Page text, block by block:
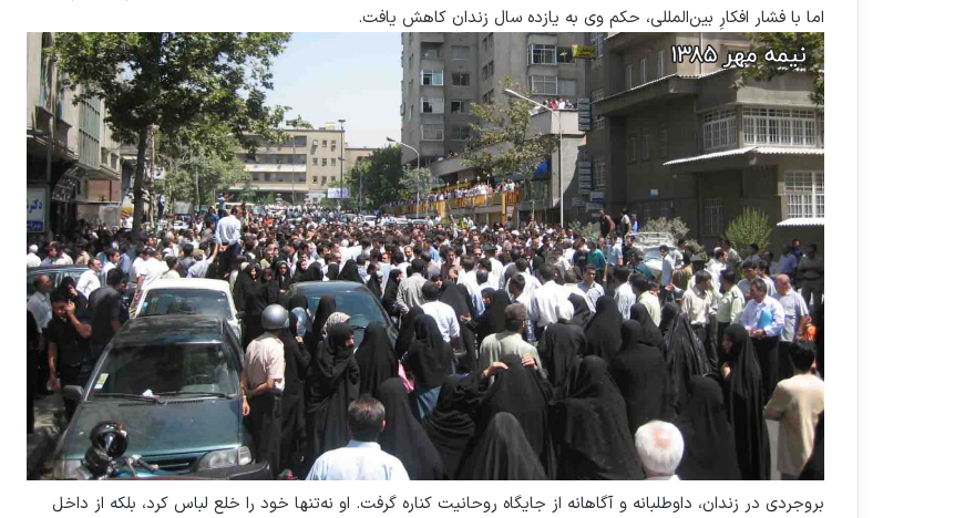
اما با فشار افکارِ بین‌المللی، حکم وی به یازده سال زندان کاهش یافت.
بروجردی در زندان، داوطلبانه و آگاهانه از جایگاه روحانیت کناره گرفت. او نه‌تنها خود را خلع لباس کرد، بلکه از داخل